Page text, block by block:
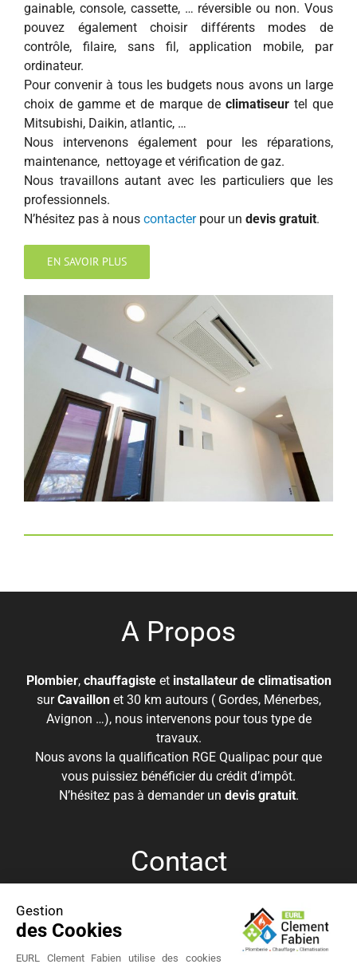
Gestion
des Cookies
EURL Clement Fabien utilise des cookies
gainable, console, cassette, … réversible ou non. Vous
pouvez également choisir différents modes de
contrôle, filaire, sans fil, application mobile, par
ordinateur.
Pour convenir à tous les budgets nous avons un large
choix de gamme et de marque de climatiseurtel que
Mitsubishi, Daikin, atlantic, …
Nous intervenons également pour les réparations,
maintenance, nettoyage et vérification de gaz.
Nous travaillons autant avec les particuliers que les
professionnels.
N’hésitez pas à nous contacterpour un devis gratuit.
EN SAVOIR PLUS
A Propos
Plombier, chauffagisteet installateur de climatisation
surCavaillonet 30 km autours ( Gordes, Ménerbes,
Avignon …), nous intervenons pour tous type de
travaux.
Nous avons la qualification RGE Qualipac pour que
vous puissiez bénéficier du crédit d’impôt.
N’hésitez pas à demander un devis gratuit.
Contact
eurlclementfabien@gmail.com